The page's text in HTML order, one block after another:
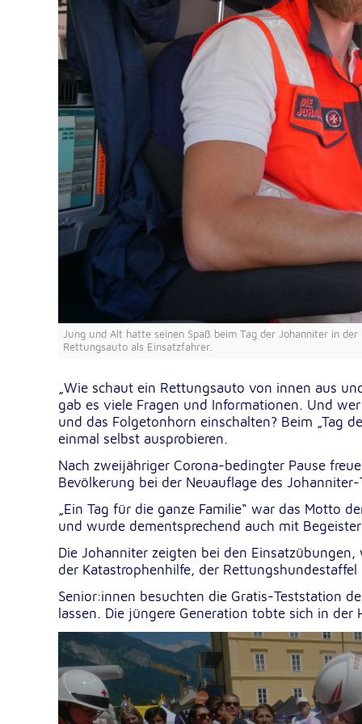
Jung und Alt hatte seinen Spaß beim Tag der Johanniter in
Rettungsauto als Einsatzfahrer.
„Wie schaut ein Rettungsauto von innen aus
gab es viele Fragen und Informationen. Und
und das Folgetonhorn einschalten? Beim „Tag
einmal selbst ausprobieren.
Nach zweijähriger Corona-bedingter Pause
Bevölkerung bei der Neuauflage des
„Ein Tag für die ganze Familie“ war das Motto
und wurde dementsprechend auch mit
Die Johanniter zeigten bei den
der Katastrophenhilfe, der
Senior:innen besuchten die Gratis-Teststation
lassen. Die jüngere Generation tobte sich in der
Zweck:
Dieser Cookie speichert die
Einverständnis-Optionen des
Cookie Laufzeit: 1 Jahr
Statistik
Statistik Cookies erfassen Informationen anonym. Diese
Informationen helfen uns zu verstehen, wie unsere
unsere Website nutzen.
Google Analytics
Name: _ga, _gid, _gac_gb_
Google LLC
Erhebung von Statistiken zur
Nutzung
Google Tag Manager
Anbieter: Google LLC
Externe Dienste
Um Inhalte von Videoplattformen und Kartendiensten
Cookies gesetzt.
YouTube
Anbieter: Google LLC
Zweck: Einbinden und Anzeigen von Videos
Google Maps